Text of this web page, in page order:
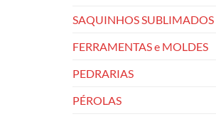
SAQUINHOS SUBLIMADOS
FERRAMENTAS e MOLDES
PEDRARIAS
PÉROLAS